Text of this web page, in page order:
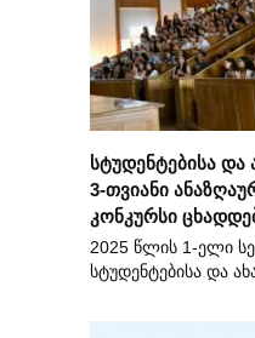
სტუდენტებისა
3-თვიანი
კონკურსი
2025 წლის 1-ელი
სტუდენტებისა და